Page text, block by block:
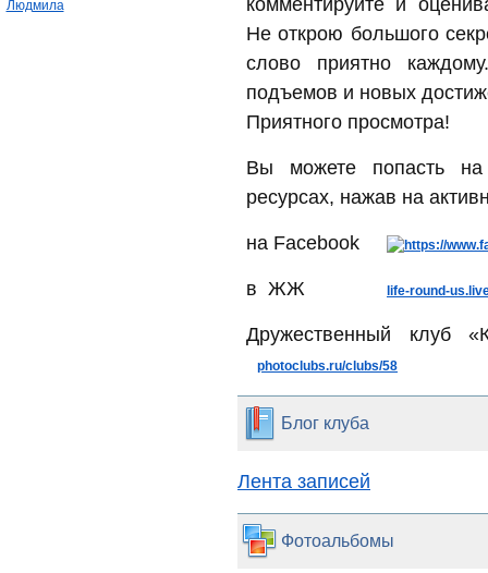
Людмила
комментируйте и
Не открою большого
слово приятно
подъемов и новых
Приятного просмотра!
Вы можете попасть
ресурсах, нажав на
на Facebook
в ЖЖ life-round-
Дружественный клуб
photoclubs.ru/clubs/58
Блог клуба
Лента записей
Фотоальбомы